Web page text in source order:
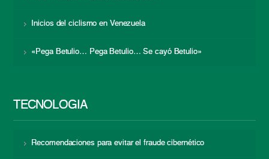
Inicios del ciclismo en Venezuela
«Pega Betulio… Pega Betulio… Se cayó Betulio»
TECNOLOGÍA
Recomendaciones para evitar el fraude cibernético